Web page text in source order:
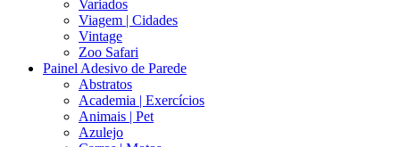
Variados
Viagem | Cidades
Vintage
Zoo Safari
Painel Adesivo de Parede
Abstratos
Academia | Exercícios
Animais | Pet
Azulejo